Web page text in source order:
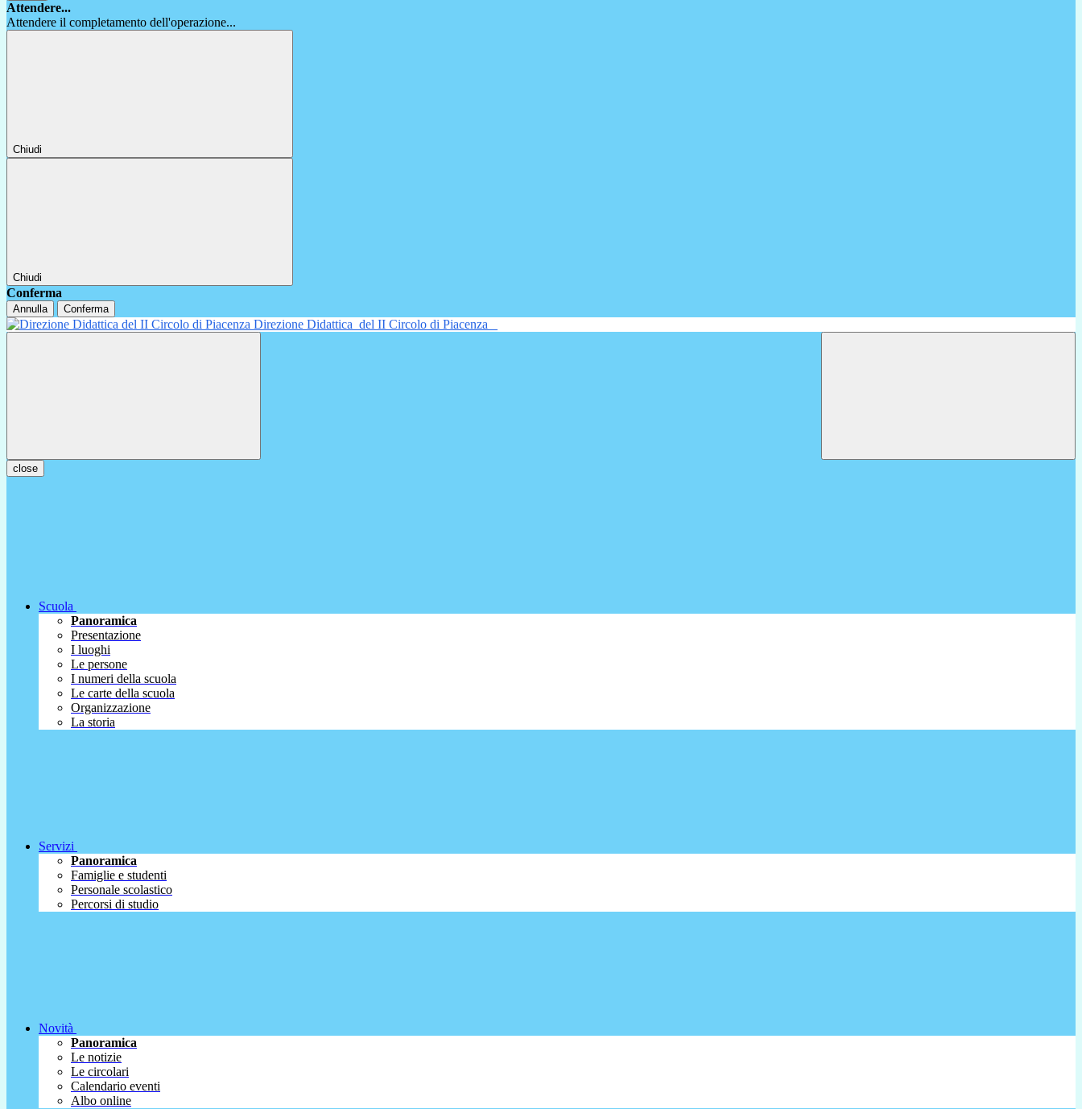
Attendere...
Attendere il completamento dell'operazione...
Chiudi
Chiudi
Conferma
Annulla Conferma
Direzione Didattica del II Circolo di Piacenza
close
Scuola
Panoramica
Presentazione
I luoghi
Le persone
I numeri della scuola
Le carte della scuola
Organizzazione
La storia
Servizi
Panoramica
Famiglie e studenti
Personale scolastico
Percorsi di studio
Novità
Panoramica
Le notizie
Le circolari
Calendario eventi
Albo online